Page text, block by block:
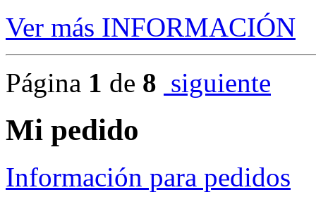
Ver más INFORMACIÓN
Página 1 de 8 siguiente
Mi pedido
Información para pedidos